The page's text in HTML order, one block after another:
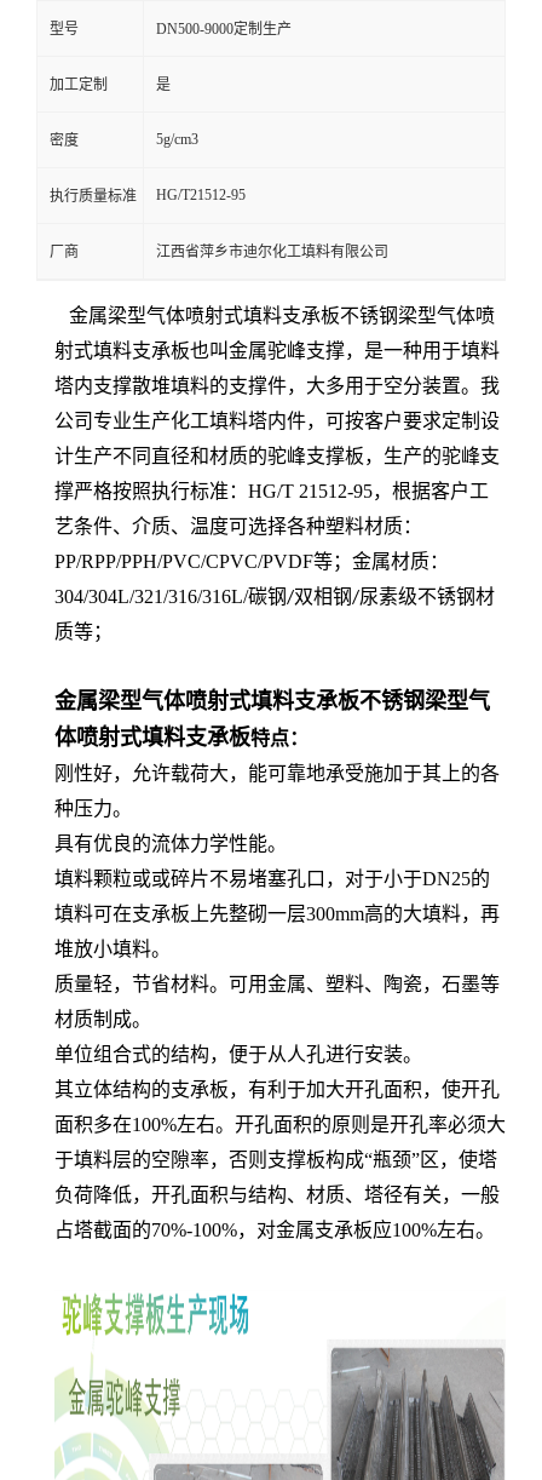
型号 DN500-9000定制生产
加工定制 是
密度 5g/cm3
执行质量标准 HG/T21512-95
厂商 江西省萍乡市迪尔化工填料有限公司
金属梁型气体喷射式填料支承板不锈钢梁型气体喷
射式填料支承板也叫金属驼峰支撑，是一种用于填料
塔内支撑散堆填料的支撑件，大多用于空分装置。我
公司专业生产化工填料塔内件，可按客户要求定制设
计生产不同直径和材质的驼峰支撑板，生产的驼峰支
撑严格按照执行标准：HG/T 21512-95， 根据客户工
艺条件、介质、温度可选择各种塑料材质：
PP/RPP/PPH/PVC/CPVC/PVDF等；金属材质：
304/304L/321/316/316L/碳钢/双相钢/尿素级不锈钢材
质等；
金属梁型气体喷射式填料支承板不锈钢梁型气
体喷射式填料支承板特点：
刚性好，允许载荷大，能可靠地承受施加于其上的各
种压力。
具有优良的流体力学性能。
填料颗粒或或碎片不易堵塞孔口，对于小于DN25的
填料可在支承板上先整砌一层300mm高的大填料，再
堆放小填料。
质量轻，节省材料。可用金属、塑料、陶瓷，石墨等
材质制成。
单位组合式的结构，便于从人孔进行安装。
其立体结构的支承板，有利于加大开孔面积，使开孔
面积多在100%左右。开孔面积的原则是开孔率必须大
于填料层的空隙率，否则支撑板构成“瓶颈”区，使塔
负荷降低，开孔面积与结构、材质、塔径有关，一般
占塔截面的70%-100%，对金属支承板应100%左右。